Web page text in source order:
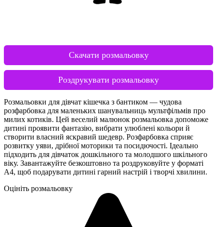
Скачати розмальовку
Роздрукувати розмальовку
Розмальовки для дівчат кішечка з бантиком — чудова
розфарбовка для маленьких шанувальниць мультфільмів про
милих котиків. Цей веселий малюнок розмальовка допоможе
дитині проявити фантазію, вибрати улюблені кольори й
створити власний яскравий шедевр. Розфарбовка сприяє
розвитку уяви, дрібної моторики та посидючості. Ідеально
підходить для дівчаток дошкільного та молодшого шкільного
віку. Завантажуйте безкоштовно та роздруковуйте у форматі
А4, щоб подарувати дитині гарний настрій і творчі хвилини.
Оцініть розмальовку